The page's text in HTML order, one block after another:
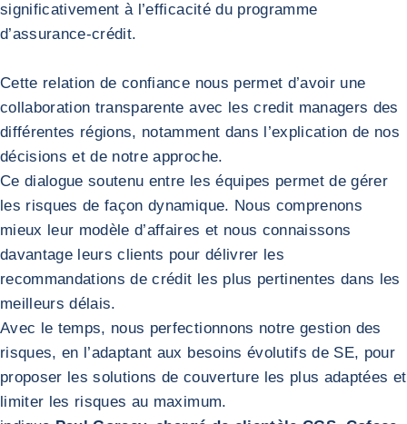
significativement à l’efficacité du programme
d’assurance-crédit.
Cette relation de confiance nous permet d’avoir une
collaboration transparente avec les credit managers des
différentes régions, notamment dans l’explication de nos
décisions et de notre approche.
Ce dialogue soutenu entre les équipes permet de gérer
les risques de façon dynamique. Nous comprenons
mieux leur modèle d’affaires et nous connaissons
davantage leurs clients pour délivrer les
recommandations de crédit les plus pertinentes dans les
meilleurs délais.
Avec le temps, nous perfectionnons notre gestion des
risques, en l’adaptant aux besoins évolutifs de SE, pour
proposer les solutions de couverture les plus adaptées et
limiter les risques au maximum.